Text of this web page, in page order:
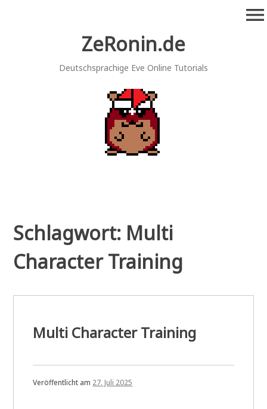
ZeRonin.de
Deutschsprachige Eve Online Tutorials
menu
Schlagwort: Multi
Character Training
Multi Character Training
Veröffentlicht am 27. Juli 2025